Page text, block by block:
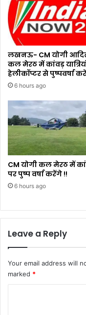
लखनऊ- CM योगी
कल मेरठ में कांवड़
हेलीकॉप्टर से पुष्पवर्षा
6 hours ago
CM योगी कल मेरठ में
पर पुष्प वर्षा करेंगे !!
6 hours ago
Leave a Reply
Your email address will
marked *